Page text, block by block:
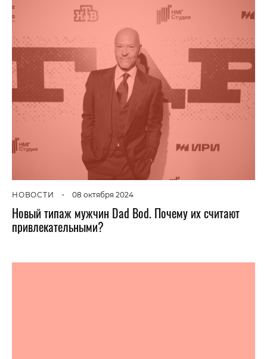
НОВОСТИ • 08 октября 2024
Новый типаж мужчин Dad Bod. Почему их считают
привлекательными?